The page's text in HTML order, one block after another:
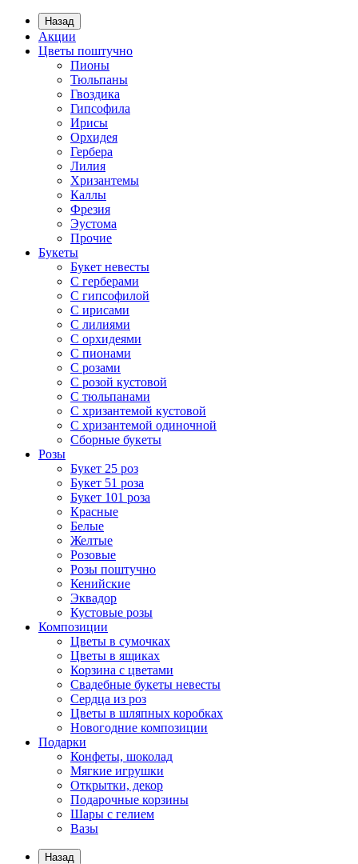
Назад
Акции
Цветы поштучно
Пионы
Тюльпаны
Гвоздика
Гипсофила
Ирисы
Орхидея
Гербера
Лилия
Хризантемы
Каллы
Фрезия
Эустома
Прочие
Букеты
Букет невесты
С герберами
С гипсофилой
С ирисами
С лилиями
С орхидеями
С пионами
С розами
С розой кустовой
С тюльпанами
С хризантемой кустовой
С хризантемой одиночной
Сборные букеты
Розы
Букет 25 роз
Букет 51 роза
Букет 101 роза
Красные
Белые
Желтые
Розовые
Розы поштучно
Кенийские
Эквадор
Кустовые розы
Композиции
Цветы в сумочках
Цветы в ящиках
Корзина с цветами
Свадебные букеты невесты
Сердца из роз
Цветы в шляпных коробках
Новогодние композиции
Подарки
Конфеты, шоколад
Мягкие игрушки
Открытки, декор
Подарочные корзины
Шары с гелием
Вазы
Назад